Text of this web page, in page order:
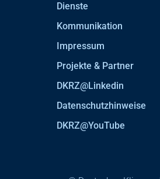
Dienste
Kommunikation
Impressum
Projekte & Partner
DKRZ@Linkedin
Datenschutzhinweise
DKRZ@YouTube